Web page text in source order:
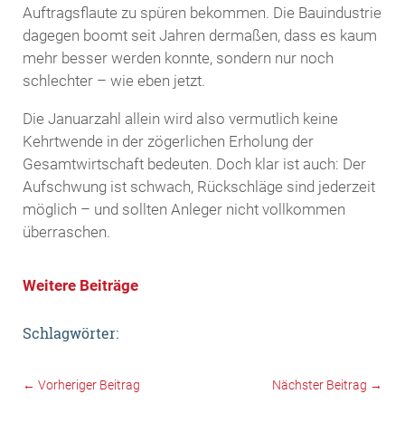
Auftragsflaute zu spüren bekommen. Die Bauindustrie
dagegen boomt seit Jahren dermaßen, dass es kaum
mehr besser werden konnte, sondern nur noch
schlechter – wie eben jetzt.
Die Januarzahl allein wird also vermutlich keine
Kehrtwende in der zögerlichen Erholung der
Gesamtwirtschaft bedeuten. Doch klar ist auch: Der
Aufschwung ist schwach, Rückschläge sind jederzeit
möglich – und sollten Anleger nicht vollkommen
überraschen.
Weitere Beiträge
Schlagwörter:
← Vorheriger Beitrag Nächster Beitrag →